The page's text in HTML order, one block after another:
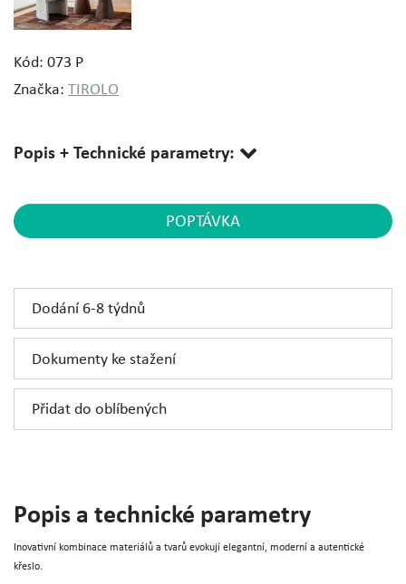
Kód: 073 P
Značka: TIROLO
Popis + Technické parametry:
POPTÁVKA
Přidat do oblíbených
Dokumenty ke stažení
Dodání 6-8 týdnů
Popis a technické parametry
Inovativní kombinace materiálů a tvarů evokují elegantní, moderní a autentické
křeslo.